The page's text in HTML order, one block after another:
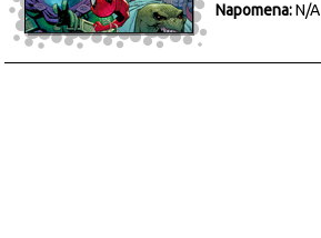
Napomena:N/A